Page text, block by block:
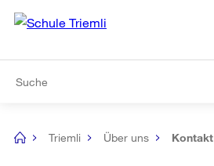
Navigation
[no
Triemli Über uns Kontakt